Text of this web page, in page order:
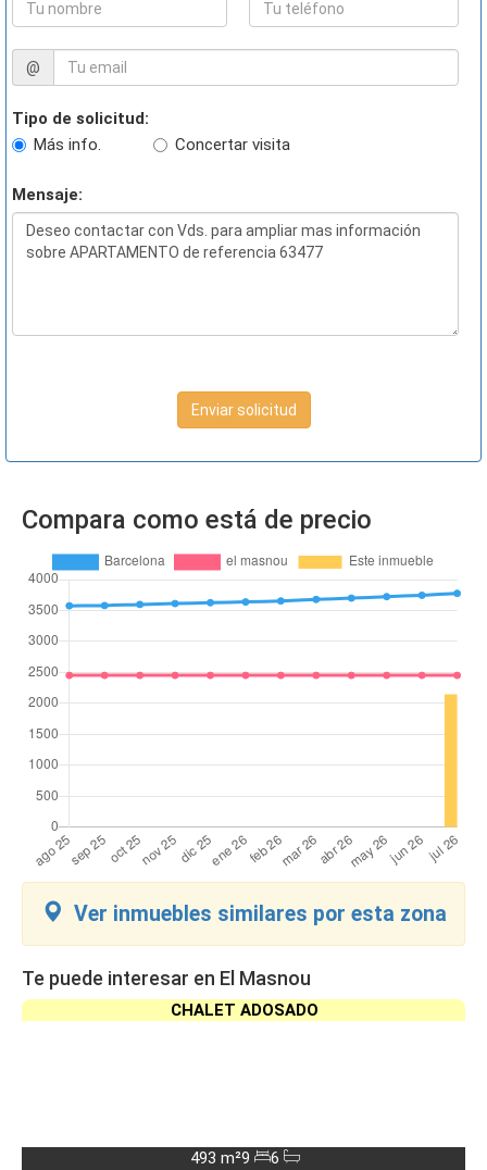
@
Tipo de solicitud:
Más info.
Concertar visita
Mensaje:
Enviar solicitud
Compara como está de precio
Ver inmuebles similares por esta zona
Te puede interesar en El Masnou
CHALET ADOSADO
493 m²9
6